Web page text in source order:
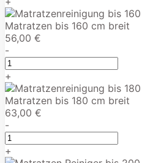
Matratzen bis 160 cm breit
56,00 €
-
+
Matratzen bis 180 cm breit
63,00 €
-
+